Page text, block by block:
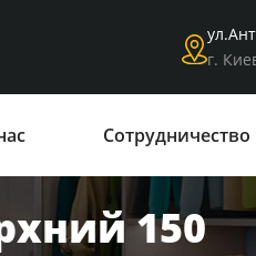
г.
Сотрудничество
150